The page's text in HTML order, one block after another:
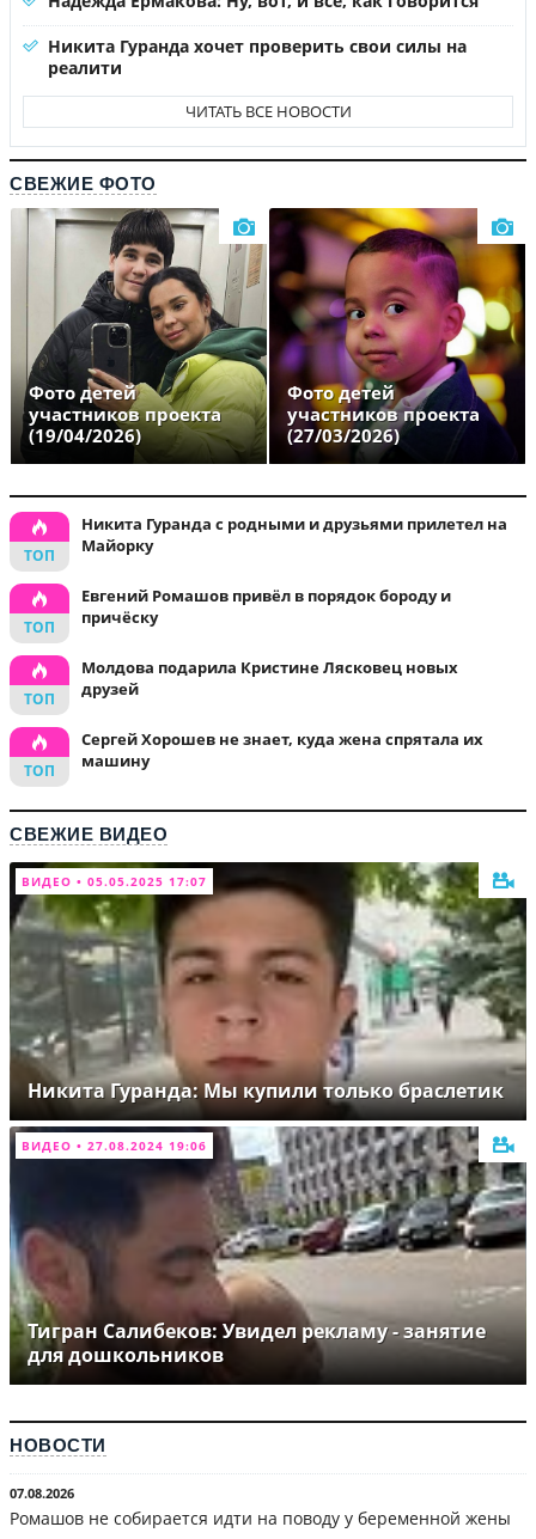
Никита Гуранда хочет проверить свои силы на
реалити
ЧИТАТЬ ВСЕ НОВОСТИ
СВЕЖИЕ ФОТО
Фото детей
участников проекта
(19/04/2026)
Фото детей
участников проекта
(27/03/2026)
Никита Гуранда с родными и друзьями прилетел на
Майорку
Евгений Ромашов привёл в порядок бороду и
причёску
Молдова подарила Кристине Лясковец новых
друзей
Сергей Хорошев не знает, куда жена спрятала их
машину
СВЕЖИЕ ВИДЕО
ВИДЕО • 05.05.2025 17:07
Никита Гуранда: Мы купили только браслетик
ВИДЕО • 27.08.2024 19:06
Тигран Салибеков: Увидел рекламу - занятие
для дошкольников
НОВОСТИ
07.08.2026
Ромашов не собирается идти на поводу у беременной жены